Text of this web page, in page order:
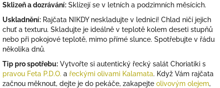
Sklizeň a dozrávání: Sklízejí se v letních a podzimních měsících.
Uskladnění: Rajčata NIKDY neskladujte v lednici! Chlad ničí jejich
chuť a texturu. Skladujte je ideálně v teplotě kolem deseti stupňů
nebo při pokojové teplotě, mimo přímé slunce. Spotřebujte v řádu
několika dnů.
Tip pro spotřebu: Vytvořte si autentický řecký salát Choriatiki s
pravou Feta P.D.O. a řeckými olivami Kalamata. Když Vám rajčata
začnou měknout, dejte je do pekáče, zakapejte olivovým olejem,